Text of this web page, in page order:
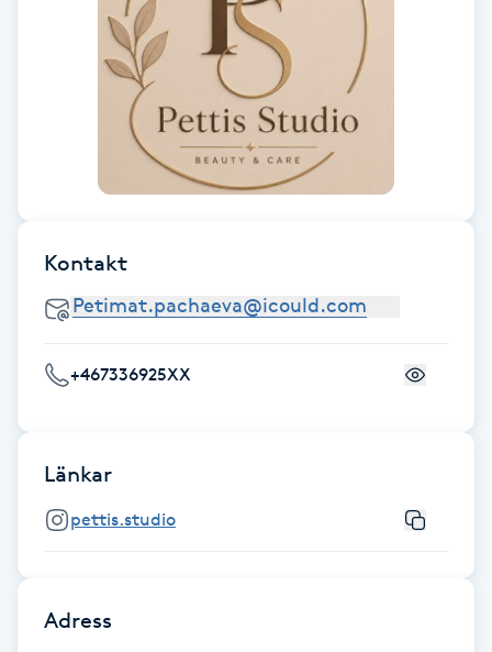
Fransk manikyr
Fransrengöring
Frekvensterapi
Friskvårdsmassage
Funktionsanalys
Föning
Kontakt
+467336925XX
Länkar
pettis.studio
Adress